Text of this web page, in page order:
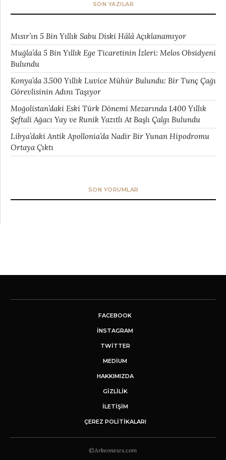
SON YAZILAR
Mısır’ın 5 Bin Yıllık Sabu Diski Hâlâ Açıklanamıyor
Muğla’da 5 Bin Yıllık Ege Ticaretinin İzleri: Melos Obsidyeni
Bulundu
Konya’da 3.500 Yıllık Luvice Mühür Bulundu: Bir Tunç Çağı
Görevlisinin Adını Taşıyor
Moğolistan’daki Eski Türk Dönemi Mezarında 1.400 Yıllık
Şeftali Ağacı Yay ve Runik Yazıtlı At Başlı Çalgı Bulundu
Libya’daki Antik Apollonia’da Nadir Bir Yunan Hipodromu
Ortaya Çıktı
SON YORUMLAR
FACEBOOK
INSTAGRAM
TWITTER
MEDIUM
HAKKIMIZDA
GİZLİLİK
İLETIŞIM
ÇEREZ POLITIKALARI
©Arkeonews.com